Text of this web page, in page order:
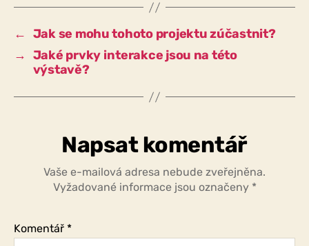
pro
otázky
nazývat
← Jak se mohu tohoto projektu zúčastnit?
→ Jaké prvky interakce jsou na této
výstavě?
Napsat komentář
Vaše e-mailová adresa nebude zveřejněna.
Vyžadované informace jsou označeny *
Komentář *